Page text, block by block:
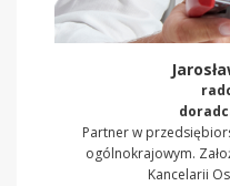
Partner w
ogólnokrajowym.
Kancelarii